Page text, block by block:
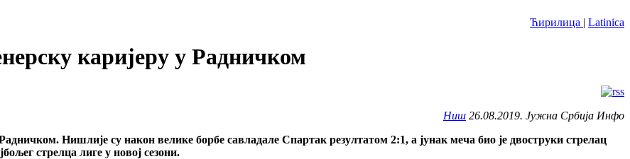
Ћирилица | Latinica
каријеру у Радничком
Ниш 26.08.2019. Јужна Србија Инфо
Нишлије су након велике борбе савладале Спартак резултатом 2:1, а јунак меча био је двоструки стрелац
стрелца лиге у новој сезони.